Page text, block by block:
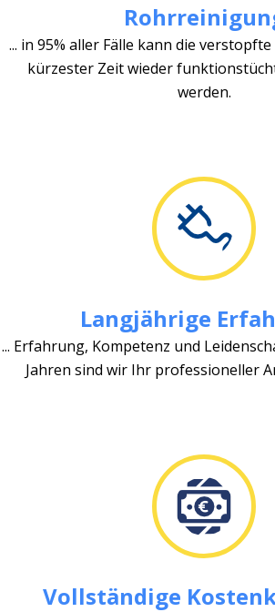
... in 95% aller Fälle kann die
kürzester Zeit wieder
werden.
Langjährige
... Erfahrung, Kompetenz und
Jahren sind wir Ihr professioneller
Vollständige